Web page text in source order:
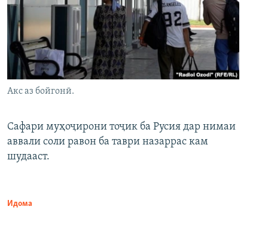
Акс аз бойгонӣ.
Сафари муҳоҷирони тоҷик ба Русия дар нимаи
аввали соли равон ба таври назаррас кам
шудааст.
Идома